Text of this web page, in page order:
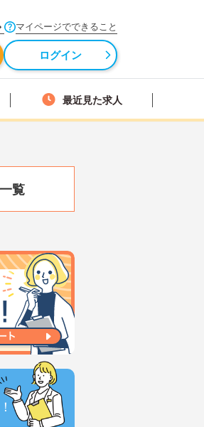
マイページでできること
ログイン
最近見た求人
覧